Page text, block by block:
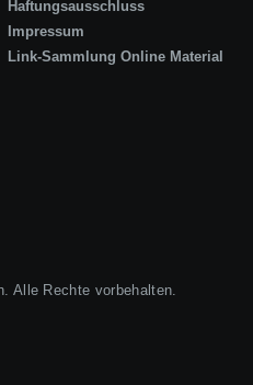
Haftungsausschluss
Impressum
Link-Sammlung Online Material
Alle Rechte vorbehalten.